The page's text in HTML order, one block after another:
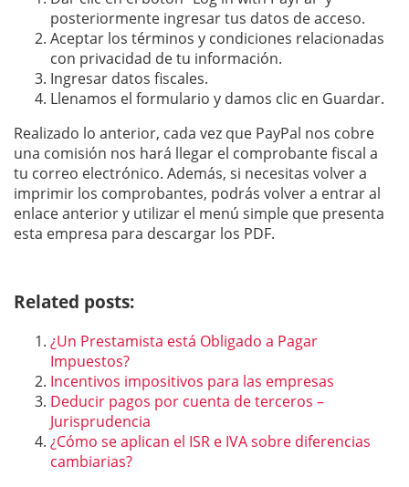
posteriormente ingresar tus datos de acceso.
Aceptar los términos y condiciones relacionadas
con privacidad de tu información.
Ingresar datos fiscales.
Llenamos el formulario y damos clic en Guardar.
Realizado lo anterior, cada vez que PayPal nos cobre
una comisión nos hará llegar el comprobante fiscal a
tu correo electrónico. Además, si necesitas volver a
imprimir los comprobantes, podrás volver a entrar al
enlace anterior y utilizar el menú simple que presenta
esta empresa para descargar los PDF.
Related posts:
¿Un Prestamista está Obligado a Pagar
Impuestos?
Incentivos impositivos para las empresas
Deducir pagos por cuenta de terceros –
Jurisprudencia
¿Cómo se aplican el ISR e IVA sobre diferencias
cambiarias?